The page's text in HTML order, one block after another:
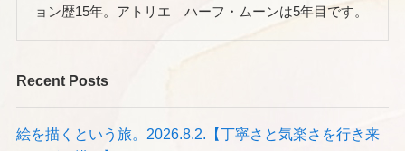
ョン歴15年。アトリエ ハーフ・ムーンは5年目です。
Recent Posts
絵を描くという旅。2026.8.2.【丁寧さと気楽さを行き来